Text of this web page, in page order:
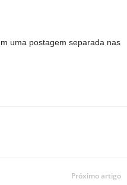
uma postagem separada nas
Próximo artigo